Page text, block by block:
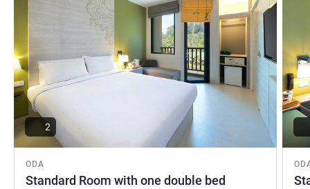
ODA
Standard Room with one double bed
2